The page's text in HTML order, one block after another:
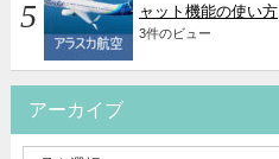
ャット機能の使い方
3件のビュー
アーカイブ